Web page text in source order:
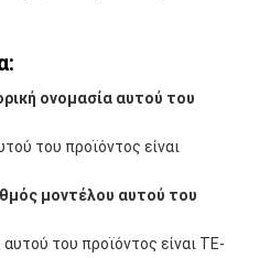
ονομασία αυτού του
του προϊόντος είναι
μοντέλου αυτού του
του προϊόντος είναι TE-